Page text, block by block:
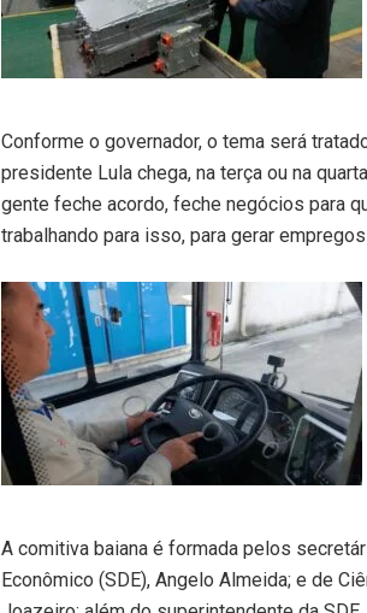
Conforme o governador, o tema será
presidente Lula chega, na terça ou na
gente feche acordo, feche negócios para
trabalhando para isso, para gerar empregos
A comitiva baiana é formada pelos
Econômico (SDE), Angelo Almeida; e de